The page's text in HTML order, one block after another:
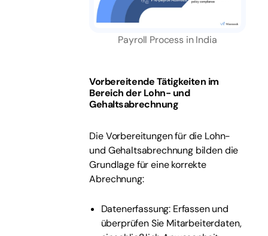
Payroll Process in India
Vorbereitende Tätigkeiten im
Bereich der Lohn- und
Gehaltsabrechnung
Die Vorbereitungen für die Lohn-
und Gehaltsabrechnung bilden die
Grundlage für eine korrekte
Abrechnung:
Datenerfassung: Erfassen und
überprüfen Sie Mitarbeiterdaten,